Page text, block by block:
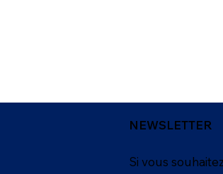
NEWSLETTER
Si vous